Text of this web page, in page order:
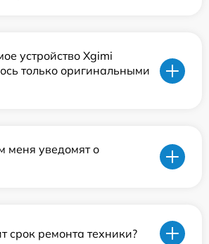
устройство Xgimi
только оригинальными
меня уведомят о
срок ремонта техники?